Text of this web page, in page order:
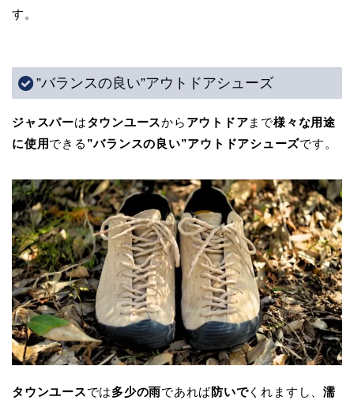
す。
”バランスの良い”アウトドアシューズ
ジャスパーはタウンユースから アウトドアまで様々な用途
に使用できる ”バランスの良い”アウトドアシューズです。
タウンユースでは多少の雨であれば防いでくれますし、濡